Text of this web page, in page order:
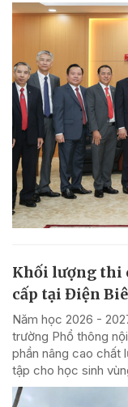
Khối lượng thi
cấp tại Điện
Năm học 2026 -
trường Phổ thông
phần nâng cao chất
tập cho học sinh